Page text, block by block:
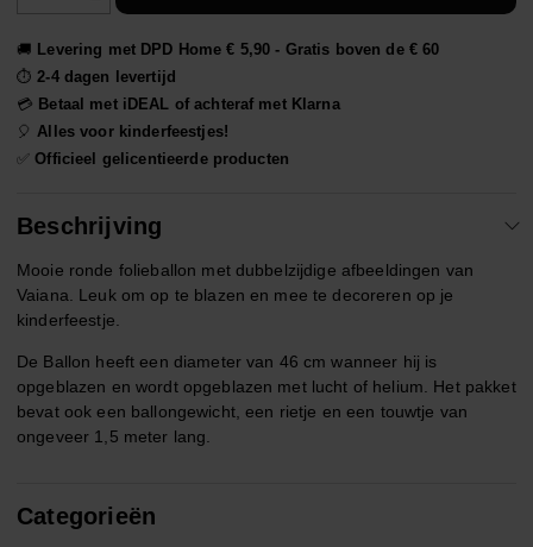
🚚 Levering met DPD Home € 5,90 - Gratis boven de € 60
⏱️2-4 dagen levertijd
💳 Betaal met iDEAL of achteraf met Klarna
🎈 Alles voor kinderfeestjes!
✅Officieel gelicentieerde producten
Beschrijving
Mooie ronde folieballon met dubbelzijdige afbeeldingen van
Vaiana. Leuk om op te blazen en mee te decoreren op je
kinderfeestje.
De Ballon heeft een diameter van 46 cm wanneer hij is
opgeblazen en wordt opgeblazen met lucht of helium. Het pakket
bevat ook een ballongewicht, een rietje en een touwtje van
ongeveer 1,5 meter lang.
Categorieën